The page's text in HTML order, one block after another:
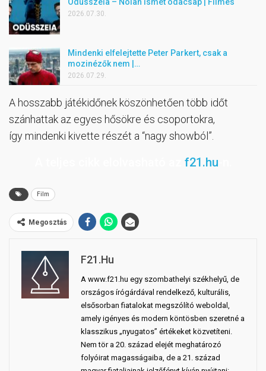
Odüsszeia – Nolan ismét odacsap | Filmes
2026.07.30.
Mindenki elfelejtette Peter Parkert, csak a
mozinézők nem |…
2026.07.29.
A hosszabb játékidőnek köszönhetően több időt
szánhattak az egyes hősökre és csoportokra,
így mindenki kivette részét a “nagy showból”.
f21.hu
Film
Megosztás
F21.hu
A www.f21.hu egy szombathelyi székhelyű, de
országos írógárdával rendelkező, kulturális,
elsősorban fiatalokat megszólító weboldal,
amely igényes és modern köntösben szeretné a
klasszikus „nyugatos” értékeket közvetíteni.
Nem tör a 20. század elejét meghatározó
folyóirat magasságaiba, de a 21. század